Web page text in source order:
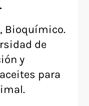
Bioquímico.
de
y
para